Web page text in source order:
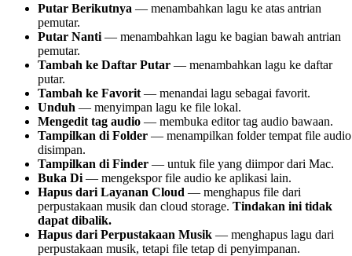
Putar Berikutnya — menambahkan lagu ke atas antrian
pemutar.
Putar Nanti — menambahkan lagu ke bagian bawah antrian
pemutar.
Tambah ke Daftar Putar — menambahkan lagu ke daftar
putar.
Tambah ke Favorit — menandai lagu sebagai favorit.
Unduh — menyimpan lagu ke file lokal.
Mengedit tag audio — membuka editor tag audio bawaan.
Tampilkan di Folder — menampilkan folder tempat file audio
disimpan.
Tampilkan di Finder — untuk file yang diimpor dari Mac.
Buka Di — mengekspor file audio ke aplikasi lain.
Hapus dari Layanan Cloud — menghapus file dari
perpustakaan musik dan cloud storage. Tindakan ini tidak
dapat dibalik.
Hapus dari Perpustakaan Musik — menghapus lagu dari
perpustakaan musik, tetapi file tetap di penyimpanan.